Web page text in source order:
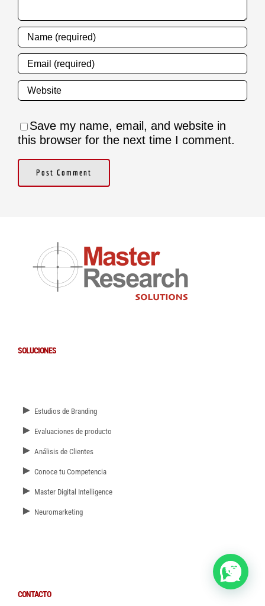
Save my name, email, and website in
this browser for the next time I comment.
SOLUCIONES
► Estudios de Branding
► Evaluaciones de producto
► Análisis de Clientes
► Conoce tu Competencia
► Master Digital Intelligence
► Neuromarketing
CONTACTO